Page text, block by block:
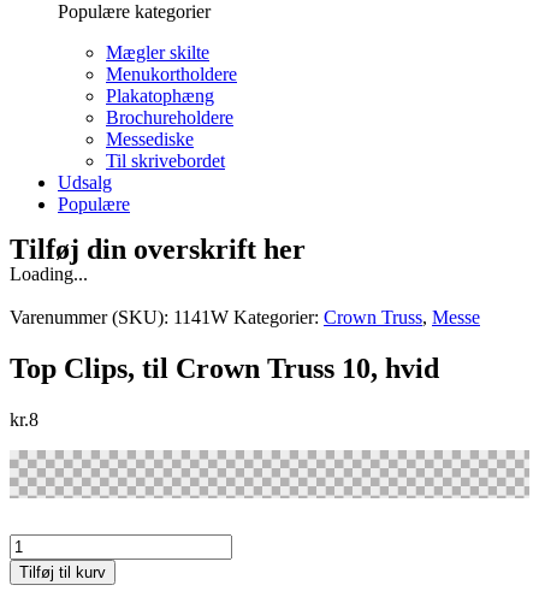
Populære kategorier
Mægler skilte
Menukortholdere
Plakatophæng
Brochureholdere
Messediske
Til skrivebordet
Udsalg
Populære
Tilføj din overskrift her
Loading...
Varenummer (SKU): 1141W Kategorier: Crown Truss, Messe
Top Clips, til Crown Truss 10, hvid
kr.8
Top
Clips,
til
Tilføj til kurv